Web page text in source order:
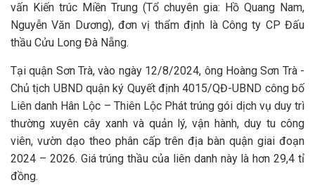
vấn Kiến trúc Miền Trung (Tổ chuyên gia: Hồ Quang Nam,
Nguyễn Văn Dương), đơn vị thẩm định là Công ty CP Đấu
thầu Cửu Long Đà Nẵng.
Tại quận Sơn Trà, vào ngày 12/8/2024, ông Hoàng Sơn Trà -
Chủ tịch UBND quận ký Quyết định 4015/QĐ-UBND công bố
Liên danh Hân Lộc – Thiên Lộc Phát trúng gói dịch vụ duy trì
thường xuyên cây xanh và quản lý, vận hành, duy tu công
viên, vườn dạo theo phân cấp trên địa bàn quận giai đoạn
2024 – 2026. Giá trúng thầu của liên danh này là hơn 29,4 tỉ
đồng.